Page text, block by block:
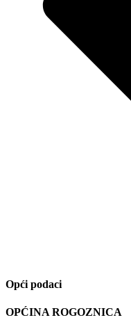
Opći podaci
OPĆINA ROGOZNICA